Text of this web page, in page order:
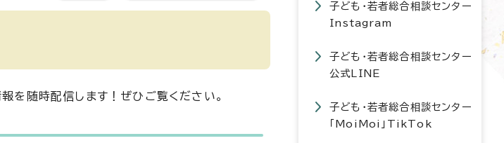
を随時配信します！ぜひご覧ください。
子ども・若者総合相談センター
Instagram
子ども・若者総合相談センター
公式LINE
子ども・若者総合相談センター
「MoiMoi」TikTok